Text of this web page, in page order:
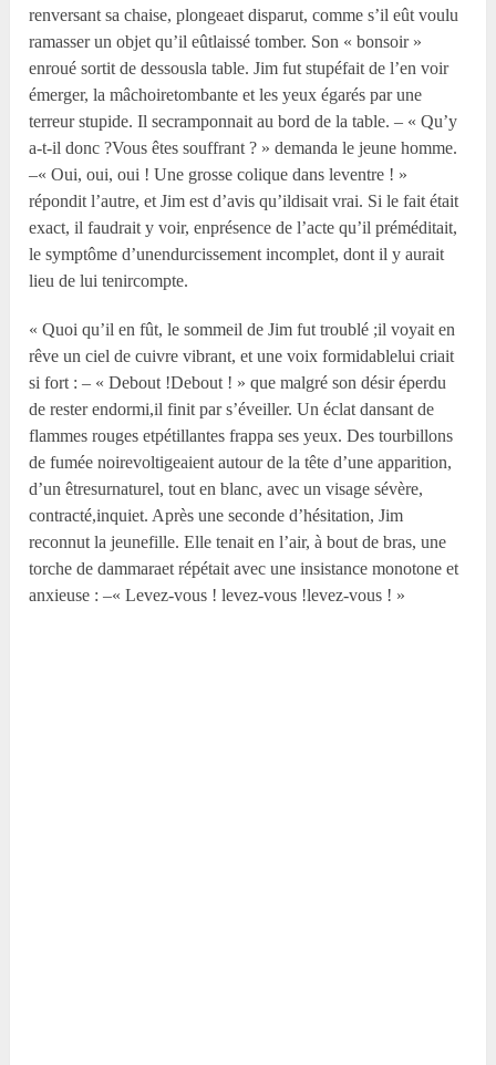
renversant sa chaise, plongeaet disparut, comme s’il eût voulu
ramasser un objet qu’il eûtlaissé tomber. Son « bonsoir »
enroué sortit de dessousla table. Jim fut stupéfait de l’en voir
émerger, la mâchoiretombante et les yeux égarés par une
terreur stupide. Il secramponnait au bord de la table. – « Qu’y
a-t-il donc ?Vous êtes souffrant ? » demanda le jeune homme.
–« Oui, oui, oui ! Une grosse colique dans leventre ! »
répondit l’autre, et Jim est d’avis qu’ildisait vrai. Si le fait était
exact, il faudrait y voir, enprésence de l’acte qu’il préméditait,
le symptôme d’unendurcissement incomplet, dont il y aurait
lieu de lui tenircompte.
« Quoi qu’il en fût, le sommeil de Jim fut troublé ;il voyait en
rêve un ciel de cuivre vibrant, et une voix formidablelui criait
si fort : – « Debout !Debout ! » que malgré son désir éperdu
de rester endormi,il finit par s’éveiller. Un éclat dansant de
flammes rouges etpétillantes frappa ses yeux. Des tourbillons
de fumée noirevoltigeaient autour de la tête d’une apparition,
d’un êtresurnaturel, tout en blanc, avec un visage sévère,
contracté,inquiet. Après une seconde d’hésitation, Jim
reconnut la jeunefille. Elle tenait en l’air, à bout de bras, une
torche de dammaraet répétait avec une insistance monotone et
anxieuse : –« Levez-vous ! levez-vous !levez-vous ! »